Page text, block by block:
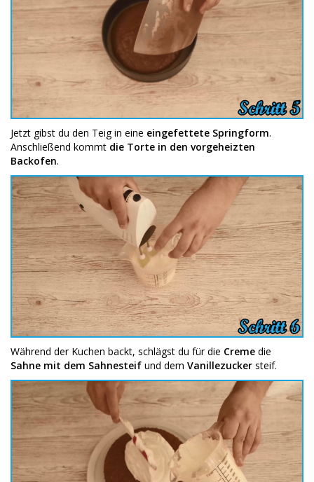
Jetzt gibst du den Teig in eine eingefettete Springform.
Anschließend kommt die Torte in den vorgeheizten
Backofen.
Während der Kuchen backt, schlägst du für die Creme die
Sahne mit dem Sahnesteif und dem Vanillezucker steif.